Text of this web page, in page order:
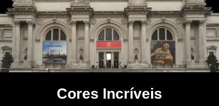
Cores Incríveis